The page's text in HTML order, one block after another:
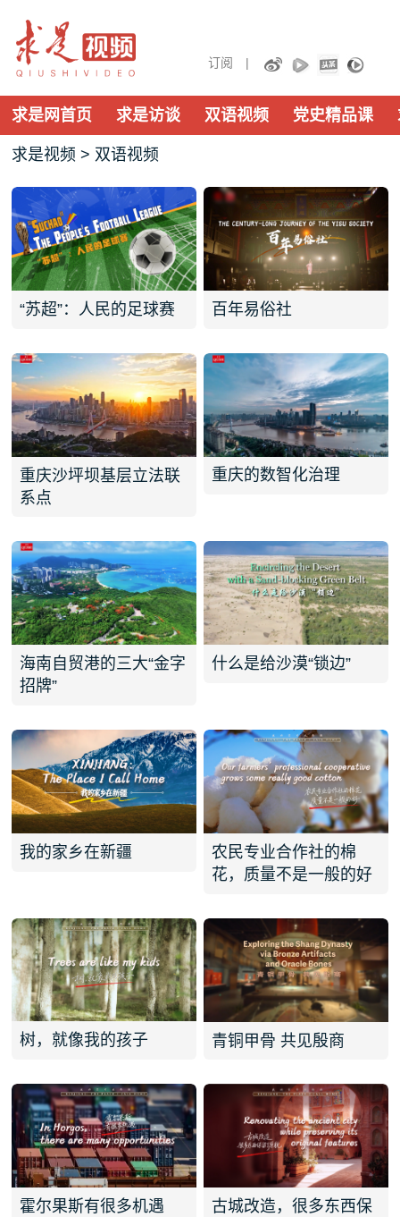
订阅 |
求是网首页 求是访谈 双语视频 党史精品课
求是视频 > 双语视频
“苏超”：人民的足球赛 百年易俗社
重庆沙坪坝基层立法联
系点
重庆的数智化治理
海南自贸港的三大“金字
招牌”
什么是给沙漠“锁边”
我的家乡在新疆
农民专业合作社的棉
花，质量不是一般的好
树，就像我的孩子 青铜甲骨 共见殷商
霍尔果斯有很多机遇
古城改造，很多东西保